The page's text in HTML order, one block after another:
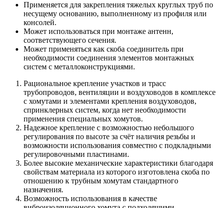
Применяется для закрепления тяжелых круглых труб по
несущему основанию, выполненному из профиля или
консолей.
Может использоваться при монтаже антенн,
соответствующего сечения.
Может применяться как скоба соединитель при
необходимости соединения элементов монтажных
систем с металлоконструкциями.
Рациональное крепление участков и трасс
трубопроводов, вентиляции и воздуховодов в комплексе
с хомутами и элементами крепления воздуховодов,
спринклерных систем, когда нет необходимости
применения специальных хомутов.
Надежное крепление с возможностью небольшого
регулирования по высоте за счёт наличия резьбы и
возможности использования совместно с подкладными
регулировочными пластинами.
Более высокие механические характеристики благодаря
свойствам материала из которого изготовлена скоба по
отношению к трубным хомутам стандартного
назначения.
Возможность использования в качестве